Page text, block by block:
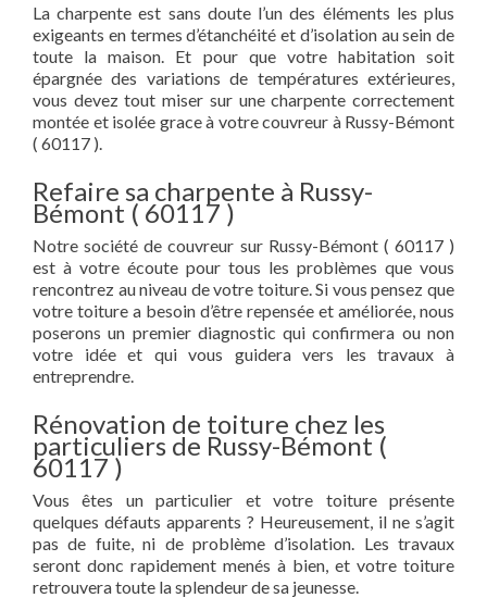
La charpente est sans doute l’un des éléments les plus
exigeants en termes d’étanchéité et d’isolation au sein de
toute la maison. Et pour que votre habitation soit
épargnée des variations de températures extérieures,
vous devez tout miser sur une charpente correctement
montée et isolée grace à votre couvreur à Russy-Bémont
( 60117 ).
Refaire sa charpente à Russy-
Bémont ( 60117 )
Notre société de couvreur sur Russy-Bémont ( 60117 )
est à votre écoute pour tous les problèmes que vous
rencontrez au niveau de votre toiture. Si vous pensez que
votre toiture a besoin d’être repensée et améliorée, nous
poserons un premier diagnostic qui confirmera ou non
votre idée et qui vous guidera vers les travaux à
entreprendre.
Rénovation de toiture chez les
particuliers de Russy-Bémont (
60117 )
Vous êtes un particulier et votre toiture présente
quelques défauts apparents ? Heureusement, il ne s’agit
pas de fuite, ni de problème d’isolation. Les travaux
seront donc rapidement menés à bien, et votre toiture
retrouvera toute la splendeur de sa jeunesse.